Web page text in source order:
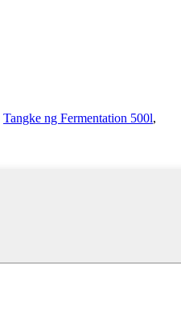
Tangke ng Fermentation 500l,